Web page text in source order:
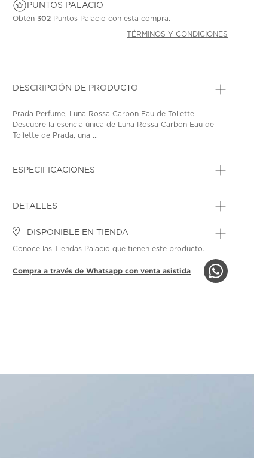
PUNTOS PALACIO
Obtén302 Puntos Palacio con esta compra.
TÉRMINOS Y CONDICIONES
DESCRIPCIÓN DE PRODUCTO
Prada Perfume, Luna Rossa Carbon Eau de Toilette
Descubre la esencia única de Luna Rossa Carbon Eau de
Toilette de Prada, una ...
ESPECIFICACIONES
DETALLES
DISPONIBLE EN TIENDA
Conoce las Tiendas Palacio que tienen este producto.
Compra a través de Whatsapp con venta asistida